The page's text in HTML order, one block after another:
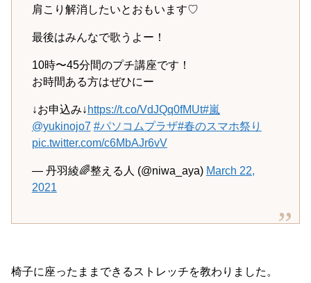
肩こり解消したいとおもいます♡
最後はみんなで歌うよー！
10時〜45分間のプチ講座です！
お時間ある方はぜひにー
↓お申込み↓ https://t.co/VdJQq0fMUt#嵐
@yukinojo7 #パソコムプラザ#春のスマホ祭り
pic.twitter.com/c6MbAJr6vV
— 丹羽綾🌈整える人 (@niwa_aya) March 22,
2021
椅子に座ったままできるストレッチを教わりました。